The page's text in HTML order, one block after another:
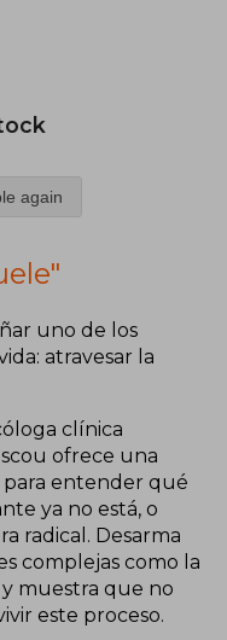
again
uno de los
atravesar la
clínica
ofrece una
para entender qué
ya no está, o
radical. Desarma
complejas como la
y muestra que no
este proceso.